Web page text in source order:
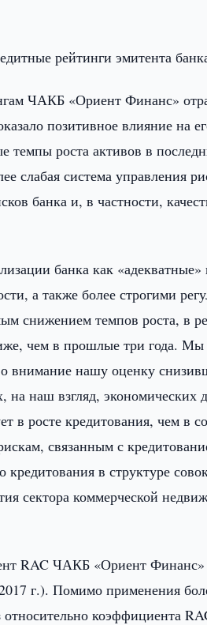
рейтинги эмитента
ЧАКБ «Ориент Финанс»
позитивное влияние на
темпы роста активов в
слабая система управления
банка и, в частности,
банка как
а также более строгими
снижением темпов роста, в
чем в прошлые три года.
внимание нашу оценку
на наш взгляд, экономических
в росте кредитования, чем в
связанным с
в структуре
сектора коммерческой
RAC ЧАКБ «Ориент
г.). Помимо применения
относительно коэффициента